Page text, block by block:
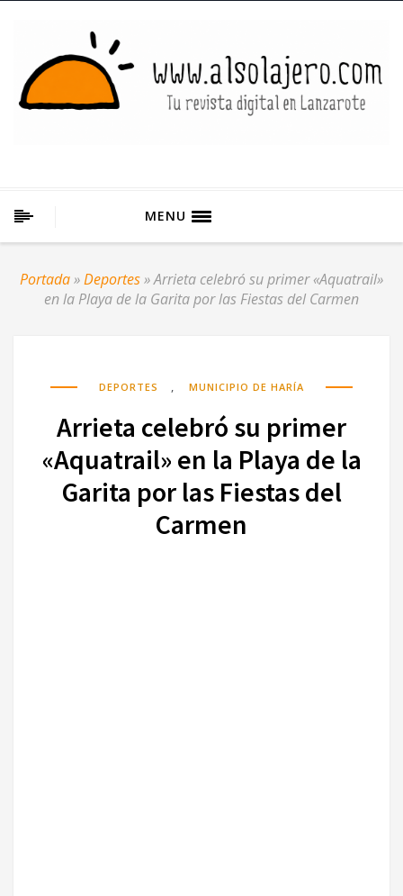
MENU
Portada»Deportes»Arrieta celebró su primer «Aquatrail»
en la Playa de la Garita por las Fiestas del Carmen
DEPORTES , MUNICIPIO DE HARÍA
Arrieta celebró su primer
«Aquatrail» en la Playa de la
Garita por las Fiestas del
Carmen